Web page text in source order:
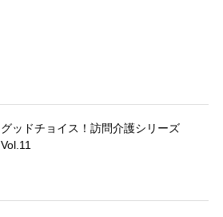
グッドチョイス！訪問介護シリーズ
Vol.11